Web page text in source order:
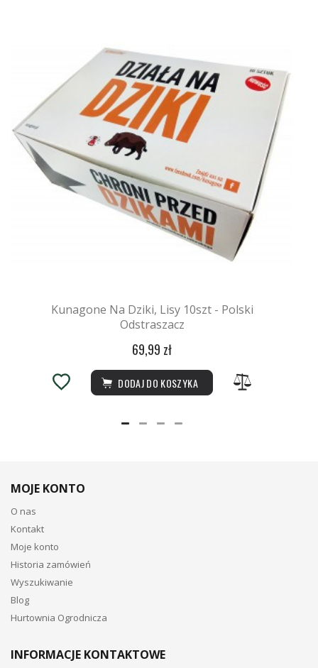
Kunagone Na Dziki, Lisy 10szt - Polski
Odstraszacz
69,99 zł
DODAJ DO KOSZYKA
MOJE KONTO
O nas
Kontakt
Moje konto
Historia zamówień
Wyszukiwanie
Blog
Hurtownia Ogrodnicza
INFORMACJE KONTAKTOWE